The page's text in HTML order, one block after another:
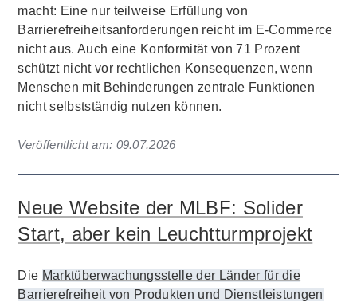
macht: Eine nur teilweise Erfüllung von
Barrierefreiheitsanforderungen reicht im E-Commerce
nicht aus. Auch eine Konformität von 71 Prozent
schützt nicht vor rechtlichen Konsequenzen, wenn
Menschen mit Behinderungen zentrale Funktionen
nicht selbstständig nutzen können.
Veröffentlicht am: 09.07.2026
Neue Website der MLBF: Solider
Start, aber kein Leuchtturmprojekt
Die Marktüberwachungsstelle der Länder für die
Barrierefreiheit von Produkten und Dienstleistungen